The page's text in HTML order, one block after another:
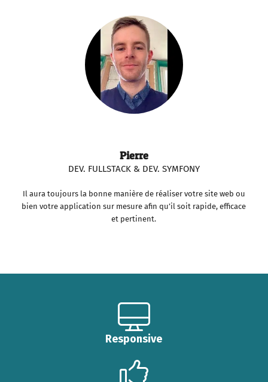
Pierre
DEV. FULLSTACK & DEV. SYMFONY
Il aura toujours la bonne manière de réaliser votre site web ou
bien votre application sur mesure afin qu’il soit rapide, efficace
et pertinent.
Responsive